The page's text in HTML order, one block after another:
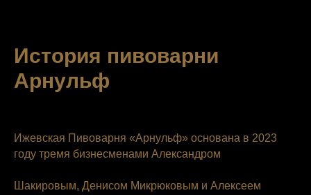
История пивоварни
Арнульф
Ижевская Пивоварня «Арнульф» основана в 2023
году тремя бизнесменами Александром
Шакировым, Денисом Микрюковым и Алексеем